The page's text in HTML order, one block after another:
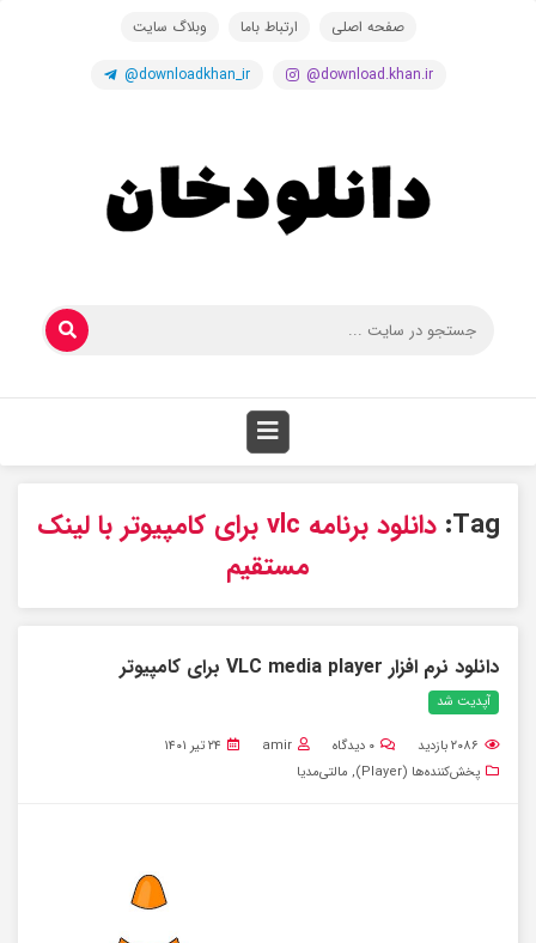
صفحه اصلی ارتباط باما وبلاگ سایت
@download.khan.ir
@downloadkhan_ir
Tag:
دانلود برنامه vlc برای کامپیوتر با لینک
مستقیم
دانلود نرم افزار VLC media player برای کامپیوتر
آپدیت شد
۲۰۸۶بازدید ۰ دیدگاه amir
۲۴ تیر ۱۴۰۱
پخش‌کننده‌ها (Player)
, مالتی‌مدیا